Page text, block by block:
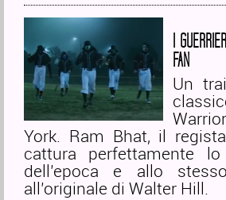
I
FAN
Un
York. Ram Bhat, il
cattura perfettamente
dell’epoca e allo
all’originale di Walter Hill.